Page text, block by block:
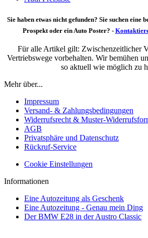
Sie haben etwas nicht gefunden? Sie suchen eine
Prospekt oder ein Auto Poster? -
Für alle Artikel gilt: Zwischenzeitlicher
Vertriebswege vorbehalten. Wir bemühen
so aktuell wie möglich zu
Mehr über...
Impressum
Versand- & Zahlungsbedingungen
Widerrufsrecht & Muster-
AGB
Privatsphäre und Datenschutz
Rückruf-Service
Cookie Einstellungen
Informationen
Eine Autozeitung als Geschenk
Eine Autozeitung - Genau mein Ding
Der BMW E28 in der Austro Classic